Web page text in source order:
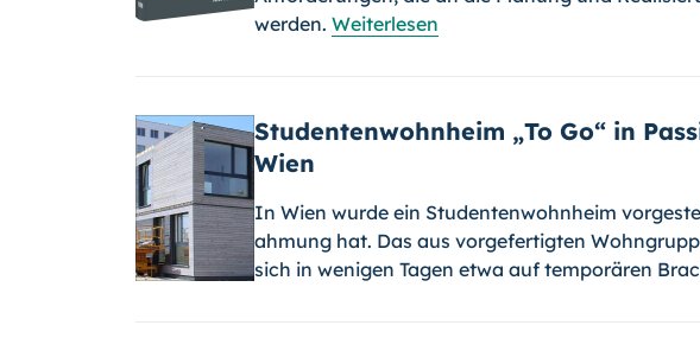
werden. Weiterlesen
Studentenwohnheim „To Go“ in
Wien
In Wien wurde ein Studentenwohnheim
ahmung hat. Das aus vorgefertigten
sich in wenigen Tagen etwa auf temporären